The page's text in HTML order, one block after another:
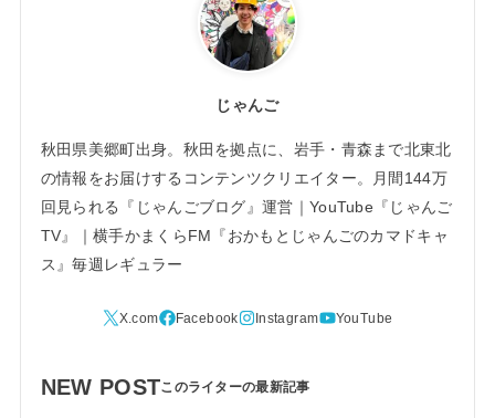
じゃんご
秋田県美郷町出身。秋田を拠点に、岩手・青森まで北東北
の情報をお届けするコンテンツクリエイター。月間144万
回見られる『じゃんごブログ』運営｜YouTube『じゃんご
TV』｜横手かまくらFM『おかもとじゃんごのカマドキャ
ス』毎週レギュラー
NEW POST